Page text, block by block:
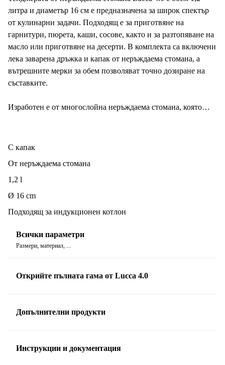
литра и диаметър 16 см е предназначена за широк спектър
от кулинарни задачи. Подходящ е за приготвяне на
гарнитури, пюрета, каши, сосове, както и за разтопяване на
масло или приготвяне на десерти. В комплекта са включени
лека заварена дръжка и капак от неръждаема стомана, а
вътрешните мерки за обем позволяват точно дозиране на
съставките.
Изработен е от многослойна неръждаема стомана, която
Изпълнението без заварки подчертава минималистичния
експлоатационен живот. Съдовете от неръждаема стомана
са 100% безопасни за здравето и могат да се използват на
всички видове готварски печки, включително
С капак
От неръждаема стомана
1,2 l
Ø 16 cm
Подходящ за индукционен котлон
Всички параметри
Размери, материал, ...
Открийте пълната гама от Lucca 4.0
Допълнителни продукти
Инструкции и документация